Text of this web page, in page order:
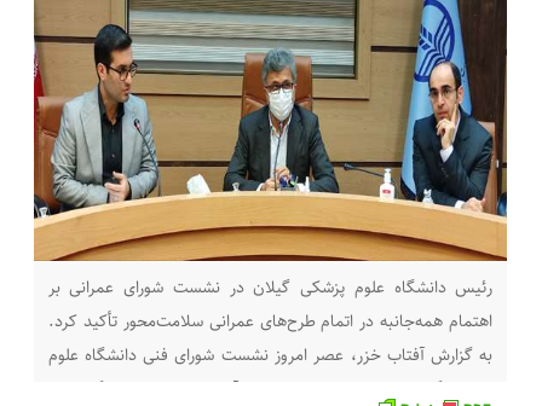
رئیس دانشگاه علوم پزشکی گیلان در نشست شورای عمرانی بر
اهتمام همه‌جانبه در اتمام طرح‌های عمرانی سلامت‌محور تأکید کرد.
به گزارش آفتاب خزر، عصر امروز نشست شورای فنی دانشگاه علوم
پزشکی گیلان با حضور دکتر محمدتقی آشوبی – رئیس دانشگاه علوم